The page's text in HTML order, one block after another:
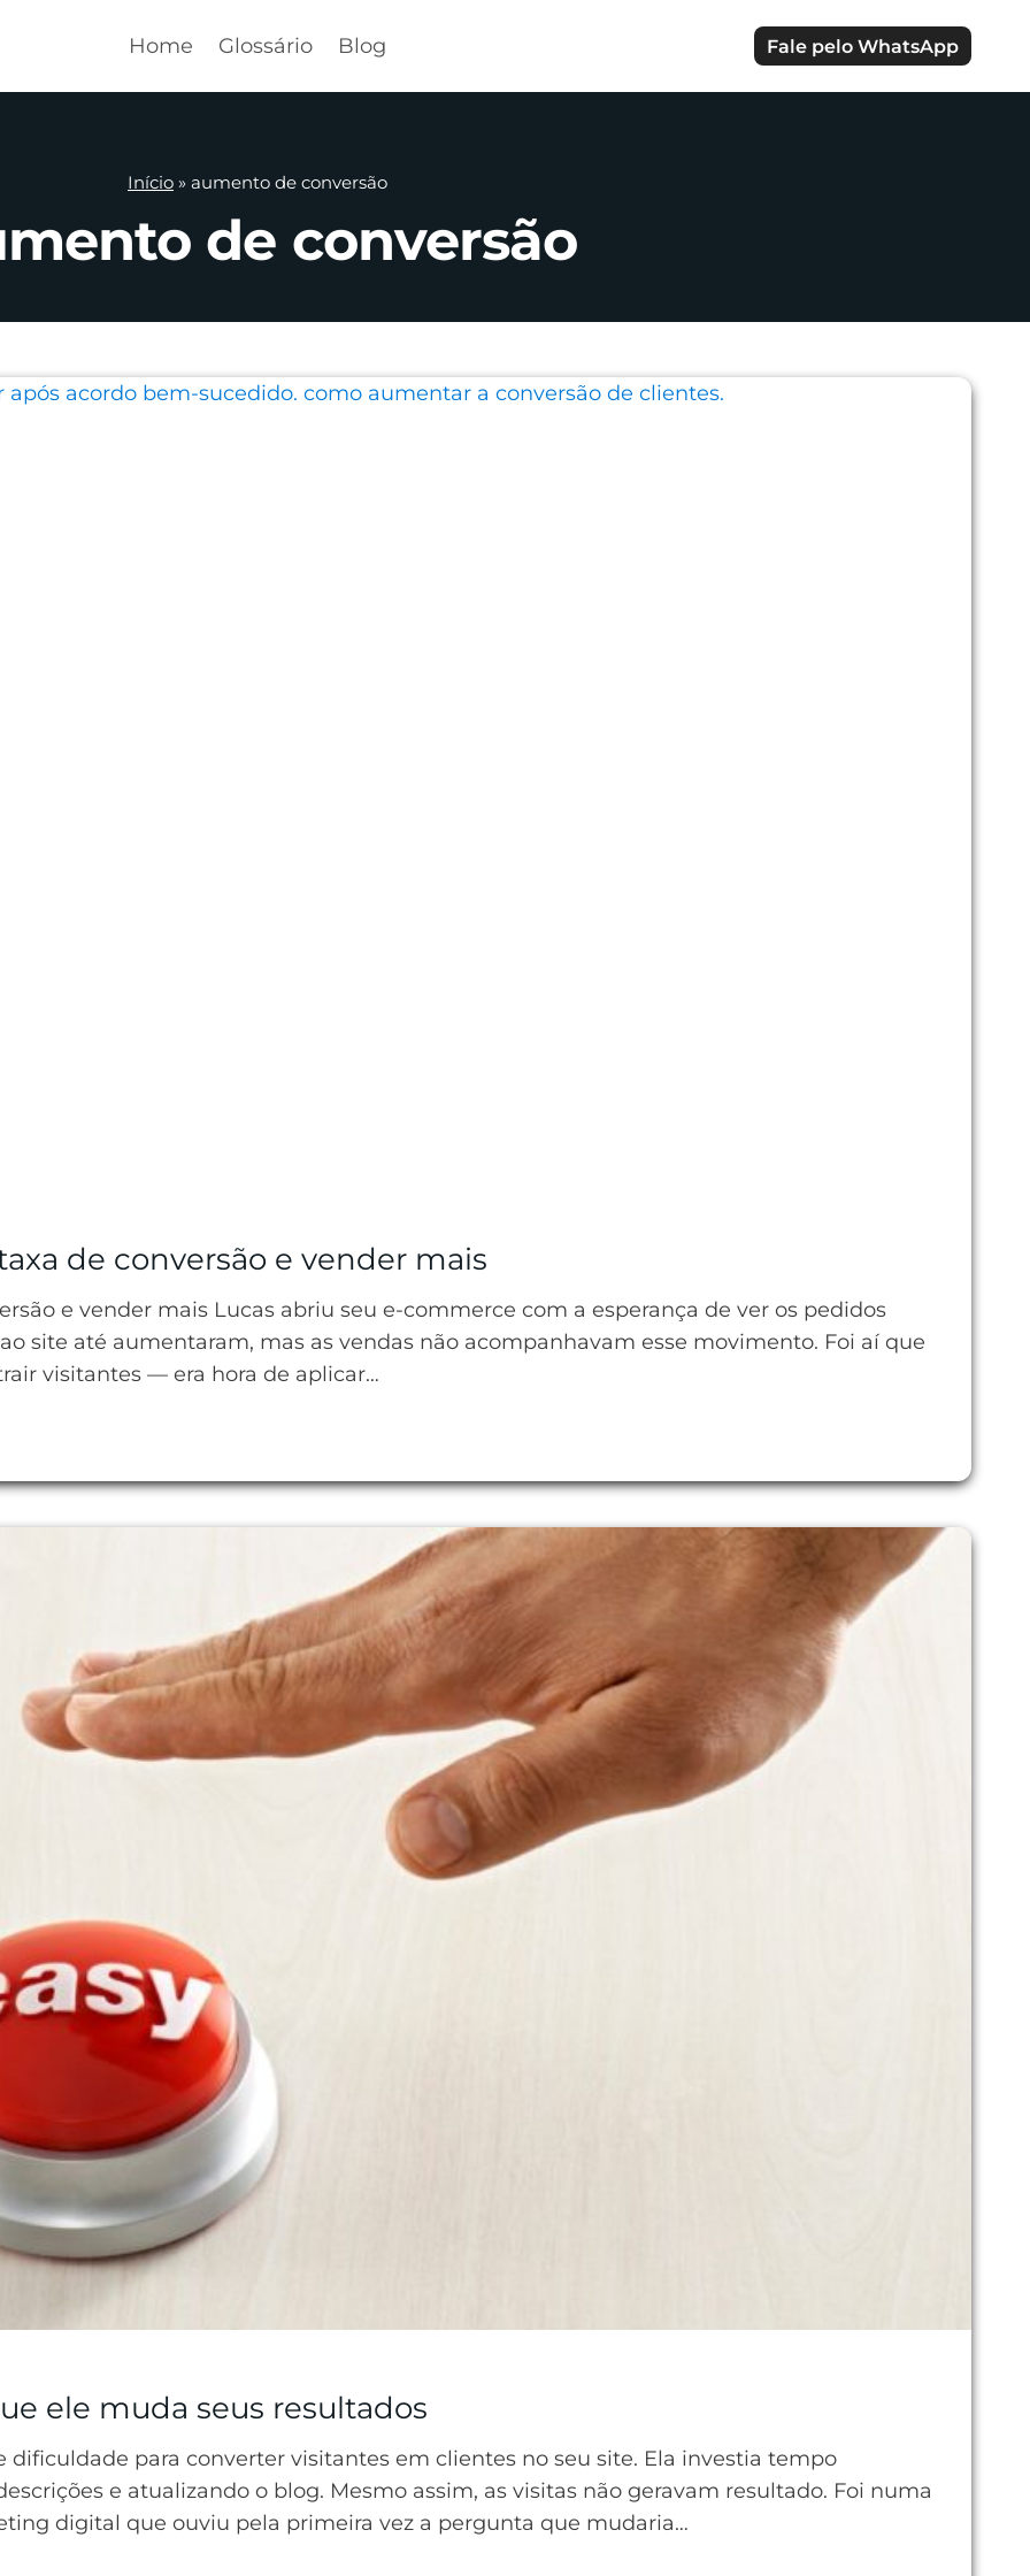
Home Glossário Blog Fale pelo WhatsApp
Início » aumento de conversão
de conversão
de conversão e vender mais
e vender mais Lucas abriu seu e-commerce com a esperança de ver os pedidos
site até aumentaram, mas as vendas não acompanhavam esse movimento. Foi aí que
visitantes — era hora de aplicar…
ele muda seus resultados
dificuldade para converter visitantes em clientes no seu site. Ela investia tempo
e atualizando o blog. Mesmo assim, as visitas não geravam resultado. Foi numa
digital que ouviu pela primeira vez a pergunta que mudaria…